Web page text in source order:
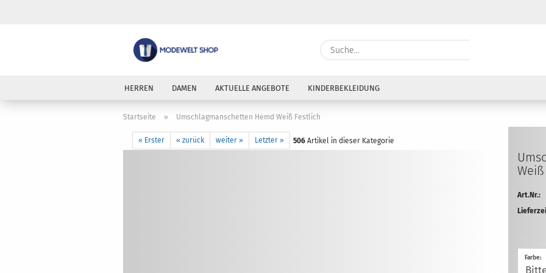
HERREN DAMEN AKTUELLE ANGEBOTE KINDERBEKLEIDUNG
Startseite » Umschlagmanschetten Hemd Weiß Festlich
« Erster « zurück weiter » Letzter » 506 Artikel in dieser Kategorie
Art.Nr.:
Farbe: